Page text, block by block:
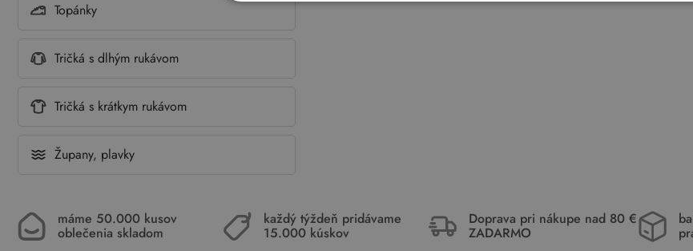
Topánky
Tričká s dlhým rukávom
Tričká s krátkym rukávom
Župany, plavky
máme 50.000 kusov
oblečenia skladom
každý týždeň pridávame
15.000 kúskov
Doprava pri nákupe nad 80 €
ZADARMO